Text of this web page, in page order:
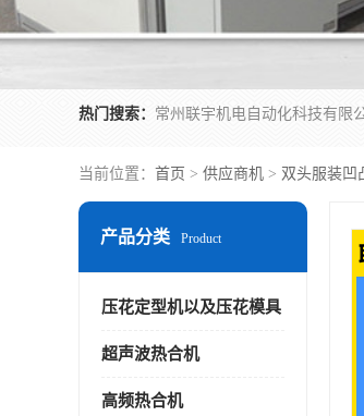
热门搜索：
当前位置： 首页 > 供应商机 > 双头服装凹
产品分类 Product
压花定型机以及压花模具
超声波热合机
高频热合机